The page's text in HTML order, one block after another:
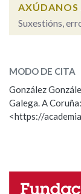
AXÚDANOS
Suxestións,
ESCOLLE
Propoño
Nome
MODO DE CITA
González
Galega. A
<https://